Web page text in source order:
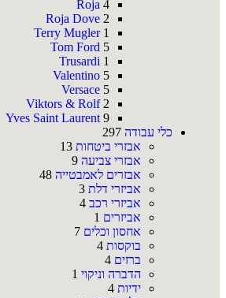
Roja 4
Roja Dove 2
Terry Mugler 1
Tom Ford 5
Trusardi 1
Valentino 5
Versace 5
Viktors & Rolf 2
Yves Saint Laurent 9
כלי עבודה 297
אבזרי ביטחות 13
אבזרי צביעה 9
אבזרים לאמבטייה 48
אביזרי דלת 3
אביזרי רכב 4
אביזרים 1
אחסון וכלים 7
בוקסות 4
ברזים 4
הדברה וניקוי 1
ידיות 4